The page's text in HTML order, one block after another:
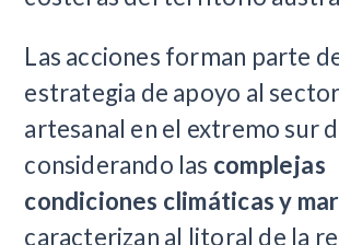
Las acciones forman parte
estrategia de apoyo al
artesanal en el extremo sur
considerando las complejas
condiciones climáticas y
caracterizan al litoral de la